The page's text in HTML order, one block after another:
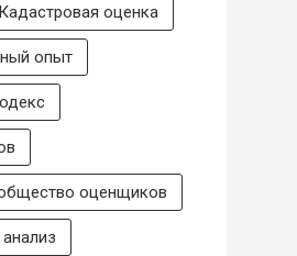
Кадастровая оценка
опыт
оценщиков